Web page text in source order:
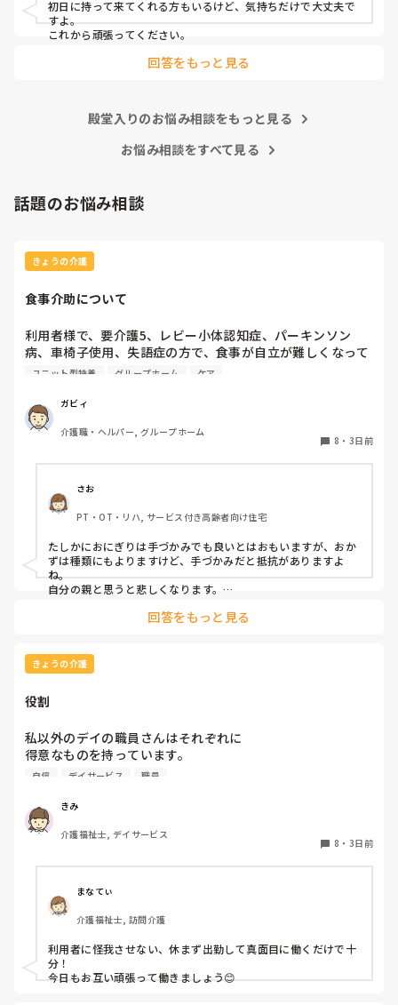
初日に持って来てくれる方もいるけど、気持ちだけで大丈夫で
すよ。
これから頑張ってください。
回答をもっと見る
殿堂入りのお悩み相談をもっと見る
お悩み相談をすべて見る
話題のお悩み相談
きょうの介護
食事介助について
利用者様で、要介護5、レビー小体認知症、パーキンソン
病、車椅子使用、失語症の方で、食事が自立が難しくなって
来ました。ご飯を、おにぎりにして、ご自分で手づかみで食
す。食べられる時とスプーンを使っても難しい時がありま
す。おかずも、おにぎり同様、手づかみでたべてもらってる
時があるのですが、難しい時は、職員が介助しています。ご
かずの手づかみは、どうかなと思うのですが、皆さんはどう
思われますか？私は、自分の母親が手づかみで食べてるのを
見たら、悲しくなります…職員さん、介助して下さいと思っ
てしまいます…
ユニット型特養 グループホーム ケア
ガビィ
介護職・ヘルパー, グループホーム
8 ・ 3日前
さお
PT・OT・リハ, サービス付き高齢者向け住宅
たしかにおにぎりは手づかみでも良いとはおもいますが、おか
ずは種類にもよりますけど、手づかみだと抵抗がありますよ
ね。
自分の親と思うと悲しくなります。
どうなんでしょうか？とろみつけてたりするのを手づかみは抵
回答をもっと見る
きょうの介護
役割
私以外のデイの職員さんはそれぞれに
得意なものを持っています。
介助で言えば、要領よく動けたりと。
今の私を振り返ってみたら…何も持っていないことが虚しく
利用者からは「素直に話聞いてくれる」・「言いやすい・頼
みやすい」
って言われます。
職員から見ての私は？って考えたら答えられる自信がないで
す…
自信 デイサービス 職員
きみ
介護福祉士, デイサービス
8 ・ 3日前
まなてぃ
介護福祉士, 訪問介護
利用者に怪我させない、休まず出勤して真面目に働くだけで十
分！
今日もお互い頑張って働きましょう😊